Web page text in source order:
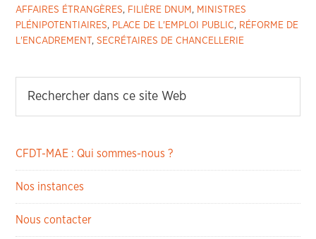
AFFAIRES ÉTRANGÈRES, FILIÈRE DNUM , MINISTRES
PLÉNIPOTENTIAIRES, PLACE DE L'EMPLOI PUBLIC, RÉFORME DE
L'ENCADREMENT ,SECRÉTAIRES DE CHANCELLERIE
CFDT-MAE : Qui sommes-nous ?
Nos instances
Nous contacter